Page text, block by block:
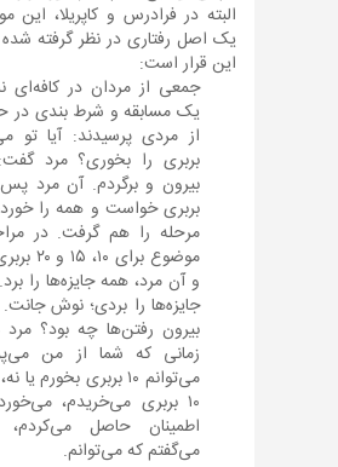
البته در فرادرس و کاپریلا، این
یک اصل رفتاری در نظر گرفته
این قرار است:
جمعی از مردان در کافه‌ای
یک مسابقه و شرط بندی در
بربری را بخوری؟ مرد
بربری خواست و همه را
مرحله را هم گرفت. در
موضوع
و آن مرد، همه جایزه‌ها را
جایزه‌ها را بردی؛ نوش
بیرون رفتن‌ها چه بود؟
زمانی که شما از من
می‌توانم ۱۰ بربری بخورم
۱۰ بربری می‌خریدم،
اطمینان حاصل
می‌گفتم که می‌توانم.